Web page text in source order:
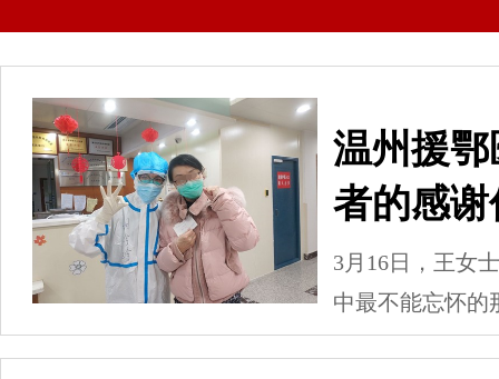
温州援
者的感
3月16日，王女
中最不能忘怀的